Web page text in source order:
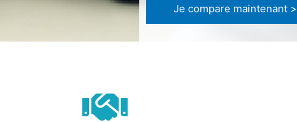
Je compare maintenant >